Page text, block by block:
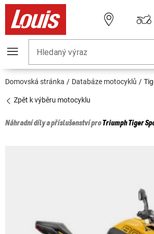
Hledaný výraz
Domovská stránka Databáze motocyklů
Zpět k výběru motocyklu
Náhradní díly a příslušenství proTriumphTiger